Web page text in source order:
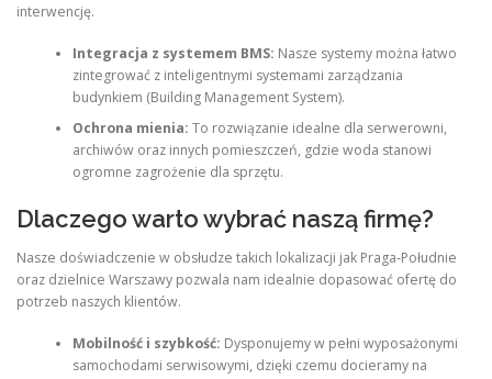
interwencję.
Integracja z systemem BMS: Nasze systemy można łatwo
zintegrować z inteligentnymi systemami zarządzania
budynkiem (Building Management System).
Ochrona mienia: To rozwiązanie idealne dla serwerowni,
archiwów oraz innych pomieszczeń, gdzie woda stanowi
ogromne zagrożenie dla sprzętu.
Dlaczego warto wybrać naszą firmę?
Nasze doświadczenie w obsłudze takich lokalizacji jak Praga-Południe
oraz dzielnice Warszawy pozwala nam idealnie dopasować ofertę do
potrzeb naszych klientów.
Mobilność i szybkość: Dysponujemy w pełni wyposażonymi
samochodami serwisowymi, dzięki czemu docieramy na